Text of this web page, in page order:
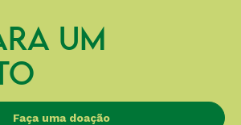
UM
Faça uma doação